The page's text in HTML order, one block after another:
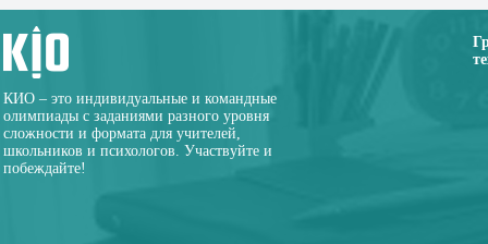
КИО – это индивидуальные и командные
олимпиады с заданиями разного уровня
сложности и формата для учителей,
школьников и психологов. Участвуйте и
побеждайте!